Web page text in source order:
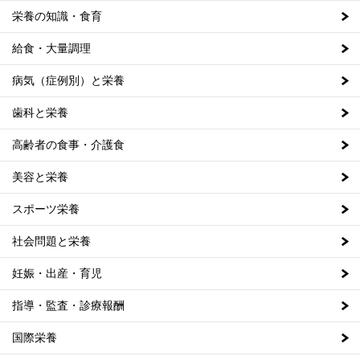
栄養の知識・食育
給食・大量調理
病気（症例別）と栄養
歯科と栄養
高齢者の食事・介護食
美容と栄養
スポーツ栄養
社会問題と栄養
妊娠・出産・育児
指導・監査・診療報酬
国際栄養